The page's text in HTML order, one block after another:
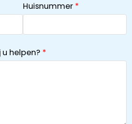
Huisnummer
helpen?